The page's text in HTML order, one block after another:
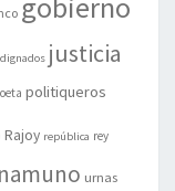
gobierno
justicia
politiqueros
Rajoy república rey
urnas